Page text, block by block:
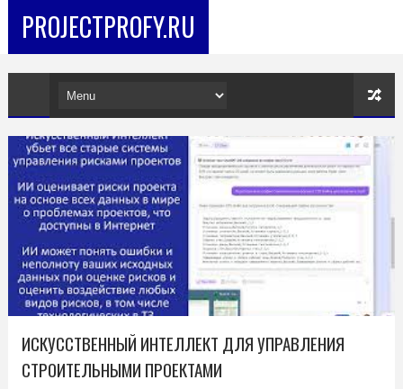
PROJECTPROFY.RU
ИСКУССТВЕННЫЙ ИНТЕЛЛЕКТ ДЛЯ УПРАВЛЕНИЯ
СТРОИТЕЛЬНЫМИ ПРОЕКТАМИ